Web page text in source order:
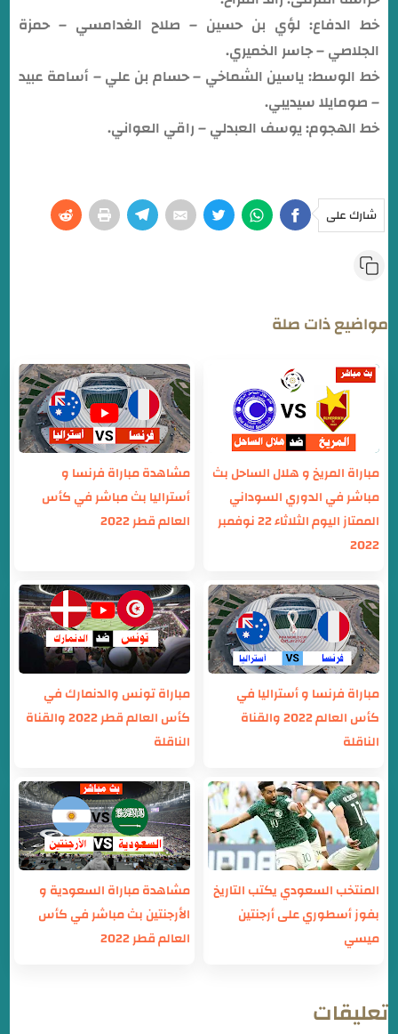
خط الدفاع: لؤي بن حسين – صلاح الغدامسي – حمزة
الجلاصي – جاسر الخميري.
خط الوسط: ياسين الشماخي – حسام بن علي – أسامة عبيد
– صومايلا سيديبي.
خط الهجوم: يوسف العبدلي – راقي العواني.
شارك على
مواضيع ذات صلة
مباراة المريخ و هلال الساحل بث
مباشر في الدوري السوداني
الممتاز اليوم الثلاثاء 22 نوفمبر
2022
مشاهدة مباراة فرنسا و
أستراليا بث مباشر في كأس
العالم قطر 2022
مباراة فرنسا و أستراليا في
كأس العالم 2022 والقناة
الناقلة
مباراة تونس والدنمارك في
كأس العالم قطر 2022 والقناة
الناقلة
المنتخب السعودي يكتب التاريخ
بفوز أسطوري على أرجنتين
ميسي
مشاهدة مباراة السعودية و
الأرجنتين بث مباشر في كأس
العالم قطر 2022
تعليقات